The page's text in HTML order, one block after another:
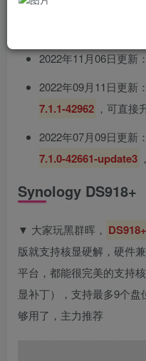
2022年11月12日更新
2022年11月06日更新：
2022年09月11日更新
7.1.1-42962 ，可直接
2022年07月09日更新
7.1.0-42661-update3
Synology DS918+
▼ 大家玩黑群晖， DS918+
版就支持核显硬解，硬件
平台，都能很完美的支持
显补丁），支持最多9个
够用了，主力推荐